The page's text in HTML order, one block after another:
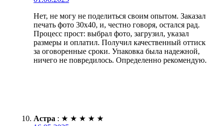
Нет, не могу не поделиться своим опытом. Заказал
печать фото 30х40, и, честно говоря, остался рад.
Процесс прост: выбрал фото, загрузил, указал
размеры и оплатил. Получил качественный оттиск
за оговоренные сроки. Упаковка была надежной,
ничего не повредилось. Определенно рекомендую.
Астра : ★ ★ ★ ★ ★